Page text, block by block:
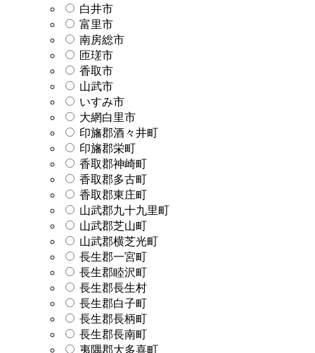
白井市
富里市
南房総市
匝瑳市
香取市
山武市
いすみ市
大網白里市
印旛郡酒々井町
印旛郡栄町
香取郡神崎町
香取郡多古町
香取郡東庄町
山武郡九十九里町
山武郡芝山町
山武郡横芝光町
長生郡一宮町
長生郡睦沢町
長生郡長生村
長生郡白子町
長生郡長柄町
長生郡長南町
夷隅郡大多喜町